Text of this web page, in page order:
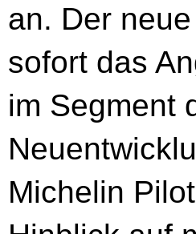
an. Der
sofort das
im Segment
Michelin